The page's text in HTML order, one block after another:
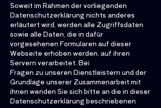
Soweit im Rahmen der vorliegenden
Datenschutzerklärung nichts anderes
erläutert wird, werden alle Zugriffsdaten
sowie alle Daten, die in dafür
vorgesehenen Formularen auf dieser
Webseite erhoben werden, auf ihren
Servern verarbeitet. Bei
Fragen zu unseren Dienstleistern und der
Grundlage unserer Zusammenarbeit mit
ihnen wenden Sie sich bitte an die in dieser
Datenschutzerklärung beschriebenen